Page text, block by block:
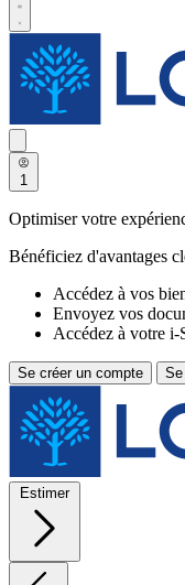
1
Optimiser votre
Bénéficiez d'avantages
Accédez à vos
Envoyez vos
Accédez à votre
Se créer un compte
Estimer